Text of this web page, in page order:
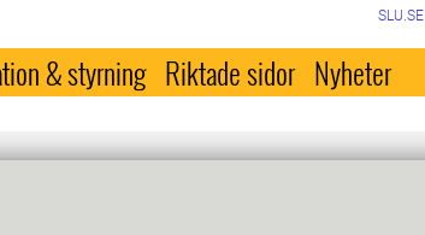
SLU.SE
& styrning Riktade sidor Nyheter